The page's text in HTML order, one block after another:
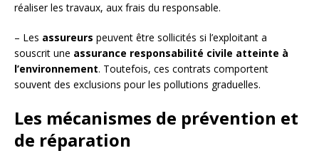
réaliser les travaux, aux frais du responsable.
– Les assureurs peuvent être sollicités si l’exploitant a
souscrit une assurance responsabilité civile atteinte à
l’environnement. Toutefois, ces contrats comportent
souvent des exclusions pour les pollutions graduelles.
Les mécanismes de prévention et
de réparation